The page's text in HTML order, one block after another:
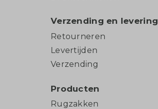
Verzending en levering
Retourneren
Levertijden
Verzending
Producten
Rugzakken